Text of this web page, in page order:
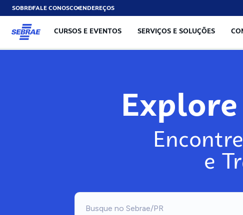
SOBREFALE CONOSCOENDEREÇOS
CURSOS E EVENTOS SERVIÇOS E SOLUÇÕES
Explore
e